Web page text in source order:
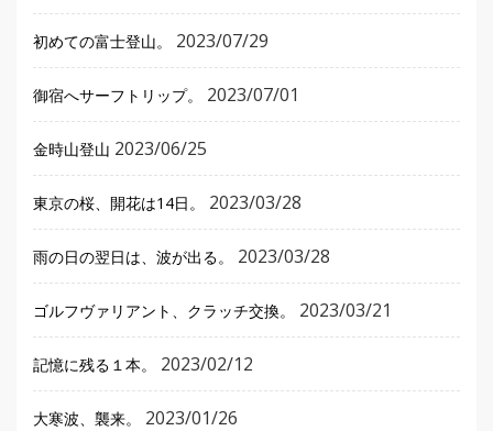
初めての富士登山。 2023/07/29
御宿へサーフトリップ。 2023/07/01
金時山登山 2023/06/25
東京の桜、開花は14日。 2023/03/28
雨の日の翌日は、波が出る。 2023/03/28
ゴルフヴァリアント、クラッチ交換。 2023/03/21
記憶に残る１本。 2023/02/12
大寒波、襲来。 2023/01/26